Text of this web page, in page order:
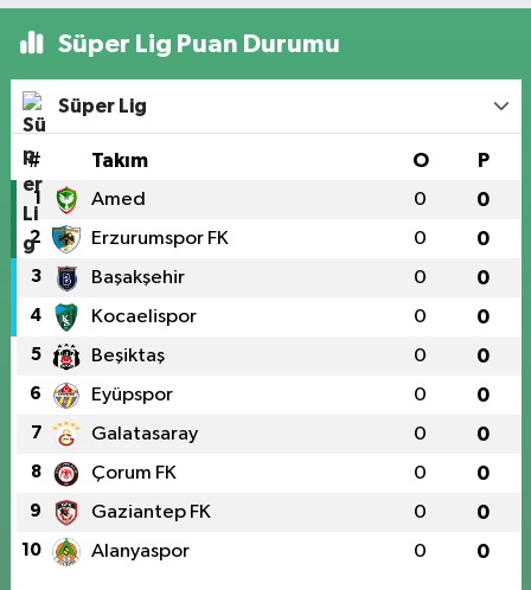
Süper Lig Puan Durumu
Süper Lig
# Takım O P
1 Amed 0 0
2 Erzurumspor FK 0 0
3 Başakşehir 0 0
4 Kocaelispor 0 0
5 Beşiktaş 0 0
6 Eyüpspor 0 0
7 Galatasaray 0 0
8 Çorum FK 0 0
9 Gaziantep FK 0 0
10 Alanyaspor 0 0